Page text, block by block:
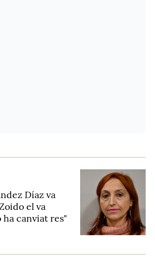
Díaz va
el va
canviat res"